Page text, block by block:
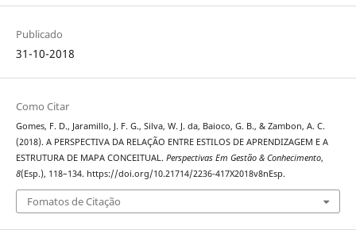
Publicado
31-10-2018
Como Citar
Gomes, F. D., Jaramillo, J. F. G., Silva, W. J. da, Baioco, G. B., & Zambon, A. C.
(2018). A PERSPECTIVA DA RELAÇÃO ENTRE ESTILOS DE APRENDIZAGEM E A
ESTRUTURA DE MAPA CONCEITUAL. Perspectivas Em Gestão & Conhecimento,
8(Esp.), 118–134. https://doi.org/10.21714/2236-417X2018v8nEsp.
Fomatos de Citação